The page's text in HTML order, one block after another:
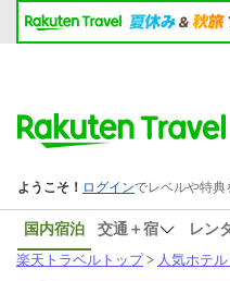
国内宿泊 交通＋宿 レン
楽天トラベルトップ> 人気ホテ